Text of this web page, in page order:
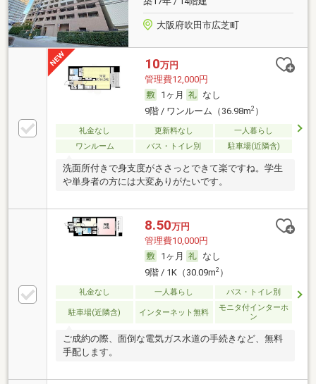
大阪府吹田市広芝町
10万円
管理費12,000円
1ヶ月
なし
9階 / ワンルーム（36.98m2）
礼金なし 更新料なし
一人暮らし
ワンルーム
バス・トイレ別 駐車場(近隣含)
洗面所付きで身支度がささっとできて楽ですね。学生
や単身者の方には大変ありがたいです。
8.50万円
管理費10,000円
1ヶ月
なし
9階 / 1K（30.09m2）
礼金なし 一人暮らし バス・トイレ別
駐車場(近隣含) インターネット無料
モニタ付インターホ
ン
ご成約の際、面倒な電気ガス水道の手続きなど、無料
手配します。